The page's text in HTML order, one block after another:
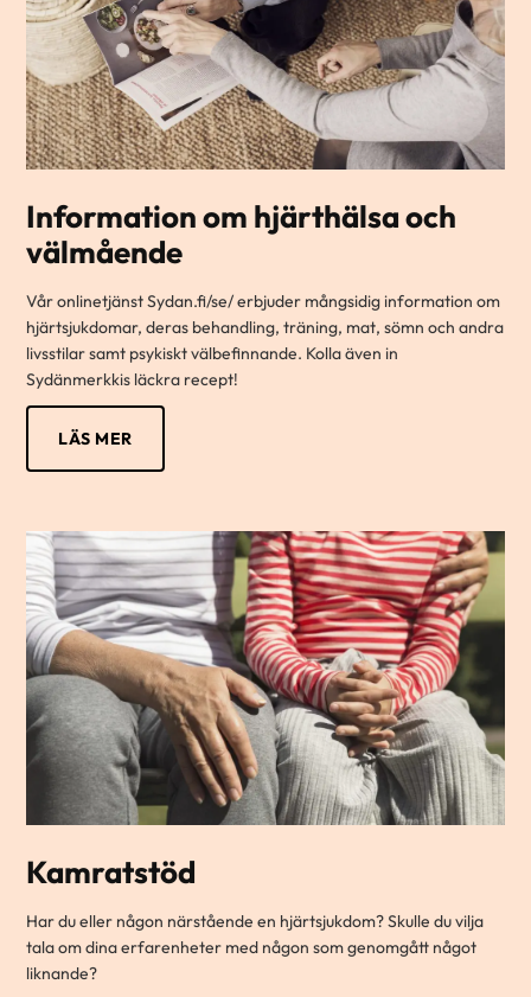
Information om hjärthälsa och
välmående
Vår onlinetjänst Sydan.fi/se/ erbjuder mångsidig information om
hjärtsjukdomar, deras behandling, träning, mat, sömn och andra
livsstilar samt psykiskt välbefinnande. Kolla även in
Sydänmerkkis läckra recept!
LÄS MER
Kamratstöd
Har du eller någon närstående en hjärtsjukdom? Skulle du vilja
tala om dina erfarenheter med någon som genomgått något
liknande?